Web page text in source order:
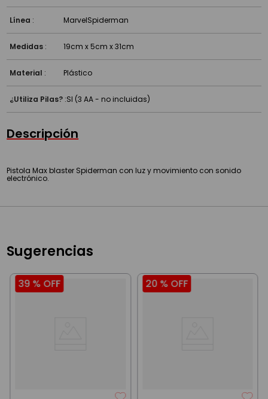
Línea : MarvelSpiderman
Medidas : 19cm x 5cm x 31cm
Material : Plástico
¿Utiliza Pilas? :SI (3 AA - no incluidas)
Descripción
Pistola Max blaster Spiderman con luz y movimiento con sonido
electrónico.
Sugerencias
39 % OFF 20 % OFF